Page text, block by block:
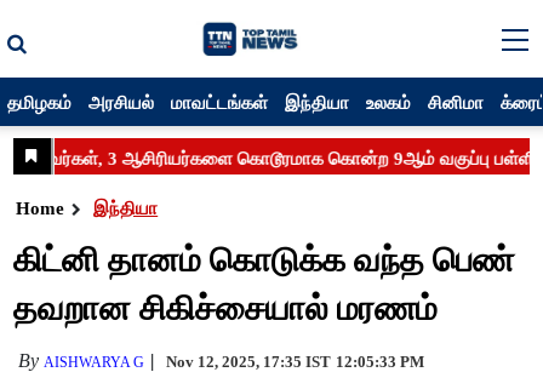
தமிழகம் அரசியல் மாவட்டங்கள் இந்தியா உலகம் சினிமா
Home இந்தியா
கிட்னி தானம் கொடுக்க வந்த பெண்
தவறான சிகிச்சையால் மரணம்
By AISHWARYA G Nov 12, 2025, 17:35 IST 12:05:33 PM